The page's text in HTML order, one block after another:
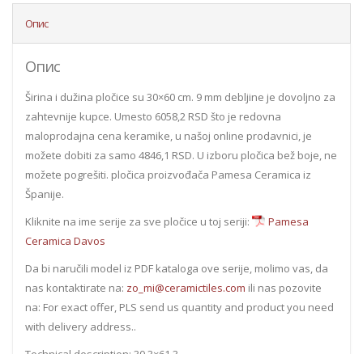
Опис
Опис
Širina i dužina pločice su 30×60 cm. 9 mm debljine je dovoljno za
zahtevnije kupce. Umesto 6058,2 RSD što je redovna
maloprodajna cena keramike, u našoj online prodavnici, je
možete dobiti za samo 4846,1 RSD. U izboru pločica bež boje, ne
možete pogrešiti. pločica proizvođača Pamesa Ceramica iz
Španije.
Kliknite na ime serije za sve pločice u toj seriji:
Pamesa
Ceramica Davos
Da bi naručili model iz PDF kataloga ove serije, molimo vas, da
nas kontaktirate na: zo_mi@ceramictiles.com ili nas pozovite
na: For exact offer, PLS send us quantity and product you need
with delivery address..